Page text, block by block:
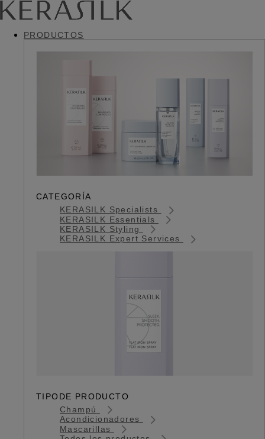
PRODUCTOS
CATEGORÍA
KERASILK Specialists
KERASILK Essentials
KERASILK Styling
KERASILK Expert Services
TIPODE PRODUCTO
Champú
Acondicionadores
Mascarillas